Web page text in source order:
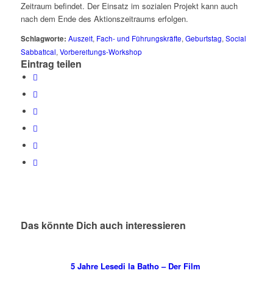
Zeitraum befindet. Der Einsatz im sozialen Projekt kann auch
nach dem Ende des Aktionszeitraums erfolgen.
Schlagworte: Auszeit, Fach- und Führungskräfte, Geburtstag, Social
Sabbatical, Vorbereitungs-Workshop
Eintrag teilen
Das könnte Dich auch interessieren
5 Jahre Lesedi la Batho – Der Film